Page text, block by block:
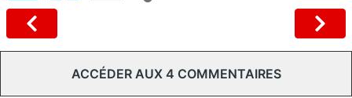
ACCÉDER AUX 4 COMMENTAIRES